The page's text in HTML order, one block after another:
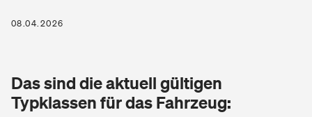
Zur Übersicht
Tools
Glasversicherung
Kinderunfall­ver­si­che­rung
Private Krankenversicherung
Dread-Disease-Versicherung
08.04.2026
Das sind die aktuell gültigen
Typklassen für das Fahrzeug: